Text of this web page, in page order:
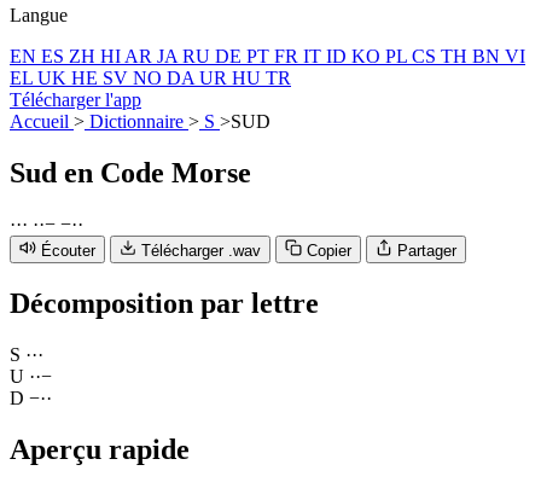
Langue
EN ES ZH HI AR JA RU DE PT FR IT ID KO PL CS TH BN VI
EL UK HE SV NO DA UR HU TR
Télécharger l'app
Accueil > Dictionnaire > S >SUD
Sud en Code Morse
··· ··− −··
Écouter Télécharger .wav Copier Partager
Décomposition par lettre
S ···
U ··−
D −··
Aperçu rapide